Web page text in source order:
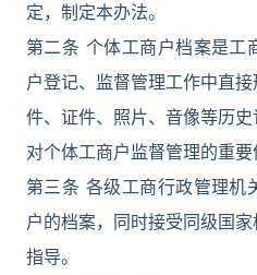
定，制定本办法。
第二条 个体工商户档案是工
户登记、监督管理工作中直
件、证件、照片、音像等历
对个体工商户监督管理的重要
第三条 各级工商行政管理机
户的档案，同时接受同级国
指导。